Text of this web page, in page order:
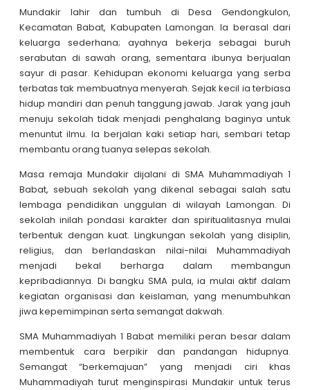
Mundakir lahir dan tumbuh di Desa Gendongkulon,
Kecamatan Babat, Kabupaten Lamongan. Ia berasal dari
keluarga sederhana; ayahnya bekerja sebagai buruh
serabutan di sawah orang, sementara ibunya berjualan
sayur di pasar. Kehidupan ekonomi keluarga yang serba
terbatas tak membuatnya menyerah. Sejak kecil ia terbiasa
hidup mandiri dan penuh tanggung jawab. Jarak yang jauh
menuju sekolah tidak menjadi penghalang baginya untuk
menuntut ilmu. Ia berjalan kaki setiap hari, sembari tetap
membantu orang tuanya selepas sekolah.
Masa remaja Mundakir dijalani di SMA Muhammadiyah 1
Babat, sebuah sekolah yang dikenal sebagai salah satu
lembaga pendidikan unggulan di wilayah Lamongan. Di
sekolah inilah pondasi karakter dan spiritualitasnya mulai
terbentuk dengan kuat. Lingkungan sekolah yang disiplin,
religius, dan berlandaskan nilai-nilai Muhammadiyah
menjadi bekal berharga dalam membangun
kepribadiannya. Di bangku SMA pula, ia mulai aktif dalam
kegiatan organisasi dan keislaman, yang menumbuhkan
jiwa kepemimpinan serta semangat dakwah.
SMA Muhammadiyah 1 Babat memiliki peran besar dalam
membentuk cara berpikir dan pandangan hidupnya.
Semangat “berkemajuan” yang menjadi ciri khas
Muhammadiyah turut menginspirasi Mundakir untuk terus